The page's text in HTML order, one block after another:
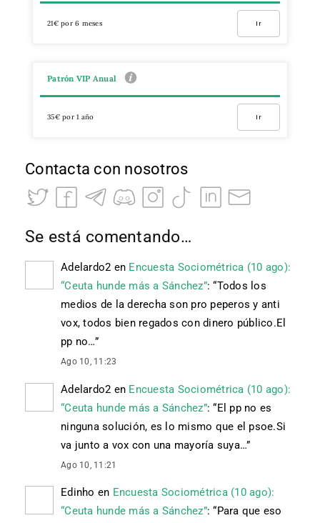
21€ por 6 meses Ir
Patrón VIP Anual
35€ por 1 año Ir
Contacta con nosotros
Se está comentando…
Adelardo2 en Encuesta Sociométrica (10 ago):
“Ceuta hunde más a Sánchez”: “Todos los
medios de la derecha son pro peperos y anti
vox, todos bien regados con dinero público.El
pp no…”
Ago 10, 11:23
Adelardo2 en Encuesta Sociométrica (10 ago):
“Ceuta hunde más a Sánchez”: “El pp no es
ninguna solución, es lo mismo que el psoe.Si
va junto a vox con una mayoría suya…”
Ago 10, 11:21
Edinho en Encuesta Sociométrica (10 ago):
“Ceuta hunde más a Sánchez”: “Para que eso